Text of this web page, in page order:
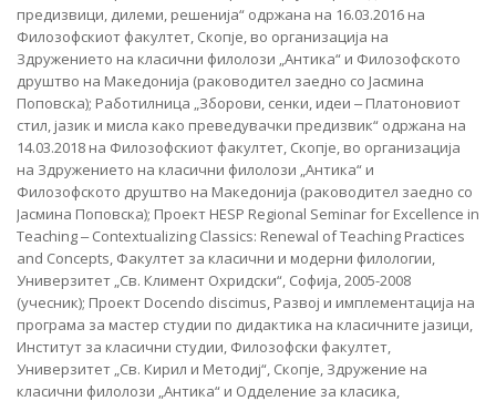
предизвици, дилеми, решенија“ одржана на 16.03.2016 на
Филозофскиот факултет, Скопје, во организација на
Здружението на класични филолози „Антика“ и Филозофското
друштво на Македонија (раководител заедно со Јасмина
Поповска); Работилница „Зборови, сенки, идеи ‒ Платоновиот
стил, јазик и мисла како преведувачки предизвик“ одржана на
14.03.2018 на Филозофскиот факултет, Скопје, во организација
на Здружението на класични филолози „Антика“ и
Филозофското друштво на Македонија (раководител заедно со
Јасмина Поповска); Проект HESP Regional Seminar for Excellence in
Teaching ‒ Contextualizing Classics: Renewal of Teaching Practices
and Concepts, Факултет за класични и модерни филологии,
Универзитет „Св. Климент Охридски“, Софија, 2005-2008
(учесник); Проект Docendo discimus, Развој и имплементација на
програма за мастер студии по дидактика на класичните јазици,
Институт за класични студии, Филозофски факултет,
Универзитет „Св. Кирил и Методиј“, Скопје, Здружение на
класични филолози „Антика“ и Одделение за класика,